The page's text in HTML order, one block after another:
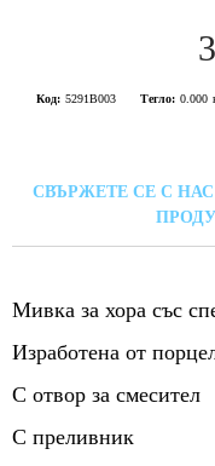
Код: 5291B003 Тегло: 0.000
СВЪРЖЕТЕ СЕ С
Мивка за хора със
Изработена от
С отвор за смесител
С преливник